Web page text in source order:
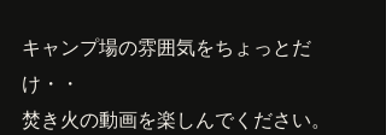
キャンプ場の雰囲気をちょっとだ
け・・
焚き火の動画を楽しんでください。